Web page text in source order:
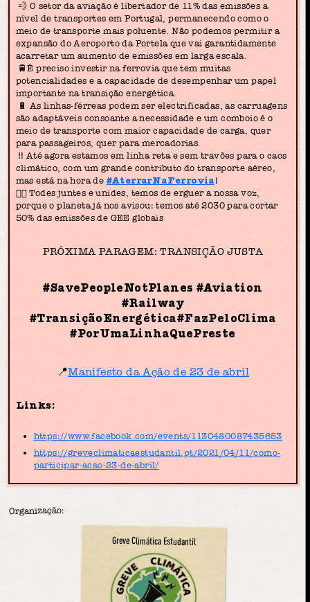
💨 O setor da aviação é libertador de 11% das emissões a
nível de transportes em Portugal, permanecendo como o
meio de transporte mais poluente. Não podemos permitir a
expansão do Aeroporto da Portela que vai garantidamente
acarretar um aumento de emissões em larga escala.
🚆É preciso investir na ferrovia que tem muitas
potencialidades e a capacidade de desempenhar um papel
importante na transição energética.
🔋 As linhas-férreas podem ser electrificadas, as carruagens
são adaptáveis consoante a necessidade e um comboio é o
meio de transporte com maior capacidade de carga, quer
para passageiros, quer para mercadorias.
‼️ Até agora estamos em linha reta e sem travões para o caos
climático, com um grande contributo do transporte aéreo,
mas está na hora de #AterrarNaFerrovia !
✊🏽 Todes juntes e unides, temos de erguer a nossa voz,
porque o planeta já nos avisou: temos até 2030 para cortar
50% das emissões de GEE globais
PRÓXIMA PARAGEM: TRANSIÇÃO JUSTA
#SavePeopleNotPlanes #Aviation
#Railway
#TransiçãoEnergética#FazPeloClima
#PorUmaLinhaQuePreste
📍Manifesto da Ação de 23 de abril
Links:
https://www.facebook.com/events/1130480087435653
https://greveclimaticaestudantil.pt/2021/04/11/como-
participar-acao-23-de-abril/
Organização:
Greve Climática Estudantil